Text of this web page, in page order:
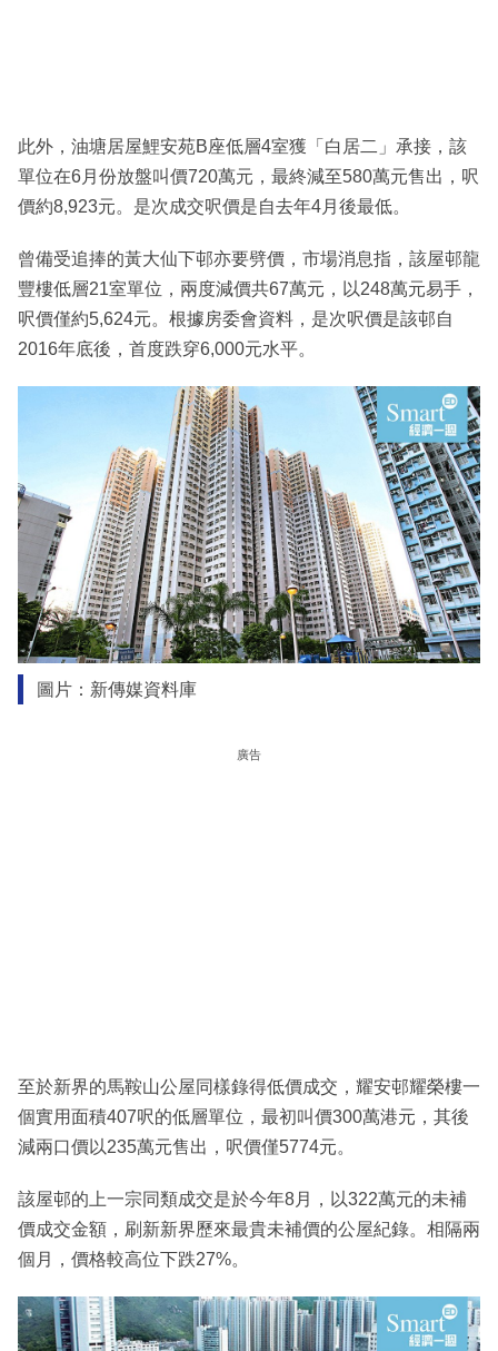
此外，油塘居屋鯉安苑B座低層4室獲「白居二」承接，該
單位在6月份放盤叫價720萬元，最終減至580萬元售出，呎
價約8,923元。是次成交呎價是自去年4月後最低。
曾備受追捧的黃大仙下邨亦要劈價，市場消息指，該屋邨龍
豐樓低層21室單位，兩度減價共67萬元，以248萬元易手，
呎價僅約5,624元。根據房委會資料，是次呎價是該邨自
2016年底後，首度跌穿6,000元水平。
圖片：新傳媒資料庫
廣告
至於新界的馬鞍山公屋同樣錄得低價成交，耀安邨耀榮樓一
個實用面積407呎的低層單位，最初叫價300萬港元，其後
減兩口價以235萬元售出，呎價僅5774元。
該屋邨的上一宗同類成交是於今年8月，以322萬元的未補
價成交金額，刷新新界歷來最貴未補價的公屋紀錄。相隔兩
個月，價格較高位下跌27%。